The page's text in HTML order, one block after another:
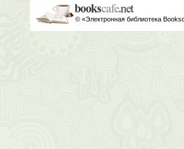
© «Электронная библиотека